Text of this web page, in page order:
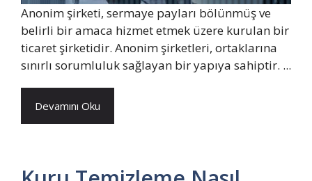
Anonim şirketi, sermaye payları bölünmüş ve
belirli bir amaca hizmet etmek üzere kurulan bir
ticaret şirketidir. Anonim şirketleri, ortaklarına
sınırlı sorumluluk sağlayan bir yapıya sahiptir. ...
Devamını Oku